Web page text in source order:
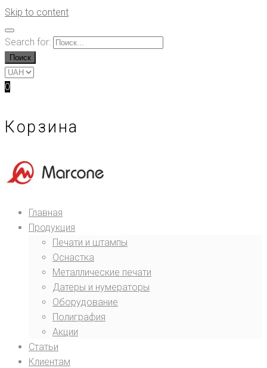
Skip to content
Search for:
Поиск
0
Корзина
Главная
Продукция
Печати и штампы
Оснастка
Металлические печати
Датеры и нумераторы
Оборудование
Полиграфия
Акции
Статьи
Клиентам